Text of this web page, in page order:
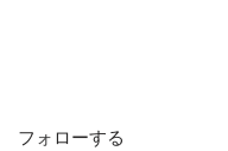
フォローする